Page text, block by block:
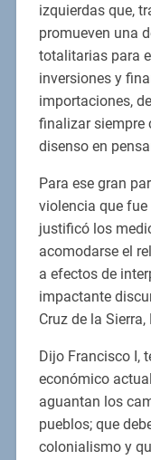
izquierdas que,
promueven una
totalitarias para
inversiones y
importaciones,
finalizar siempre
disenso en
Para ese gran
violencia que
justificó los
acomodarse el
a efectos de
impactante
Cruz de la
Dijo Francisco I,
económico
aguantan los
pueblos; que
colonialismo y